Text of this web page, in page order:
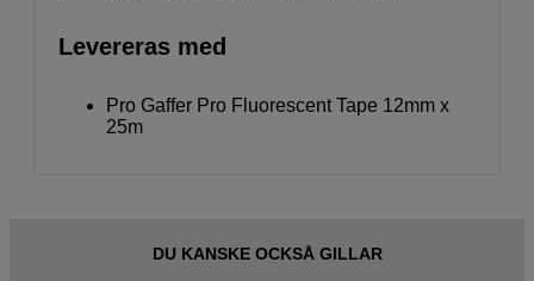
Levereras med
Pro Gaffer Pro Fluorescent Tape 12mm x
25m
DU KANSKE OCKSÅ GILLAR